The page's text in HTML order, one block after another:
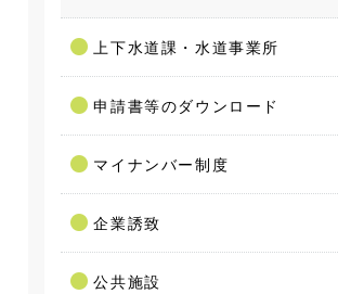
上下水道課・水道事業所
申請書等のダウンロード
マイナンバー制度
企業誘致
公共施設